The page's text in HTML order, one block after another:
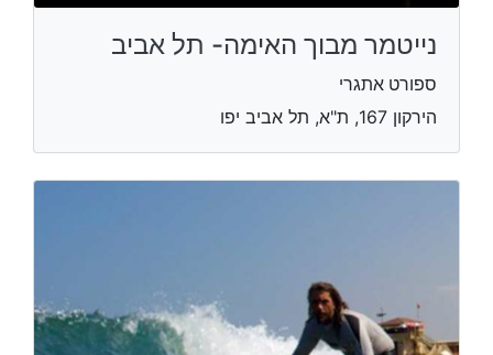
נייטמר מבוך האימה- תל אביב
ספורט אתגרי
הירקון 167, ת"א, תל אביב יפו